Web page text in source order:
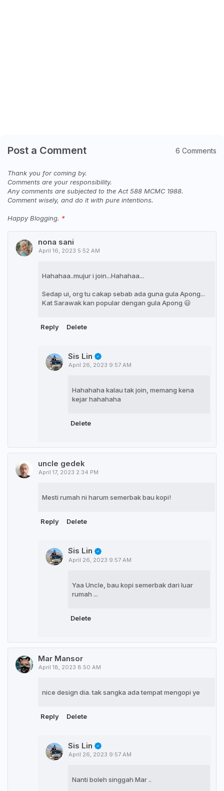
Post a Comment 6 Comments
Thank you for coming by.
Comments are your responsibility.
Any comments are subjected to the Act 588 MCMC 1988.
Comment wisely, and do it with pure intentions.
Happy Blogging.
nona sani
April 16, 2023 5:52 AM
Hahahaa..mujur i join...Hahahaa...
Sedap ui, org tu cakap sebab ada guna gula Apong...
Kat Sarawak kan popular dengan gula Apong 😃
Reply Delete
Sis Lin
April 26, 2023 9:57 AM
Hahahaha kalau tak join, memang kena
kejar hahahaha
Delete
uncle gedek
April 17, 2023 2:34 PM
Mesti rumah ni harum semerbak bau kopi!
Reply Delete
Sis Lin
April 26, 2023 9:57 AM
Yaa Uncle, bau kopi semerbak dari luar
rumah ...
Delete
Mar Mansor
April 18, 2023 8:50 AM
nice design dia. tak sangka ada tempat mengopi ye
Reply Delete
Sis Lin
April 26, 2023 9:57 AM
Nanti boleh singgah Mar ..